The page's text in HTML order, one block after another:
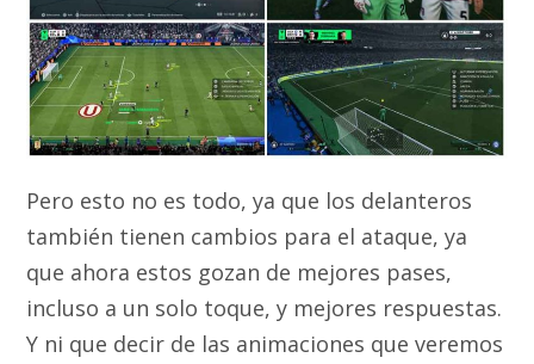
Pero esto no es todo, ya que los delanteros
también tienen cambios para el ataque, ya
que ahora estos gozan de mejores pases,
incluso a un solo toque, y mejores respuestas.
Y ni que decir de las animaciones que veremos